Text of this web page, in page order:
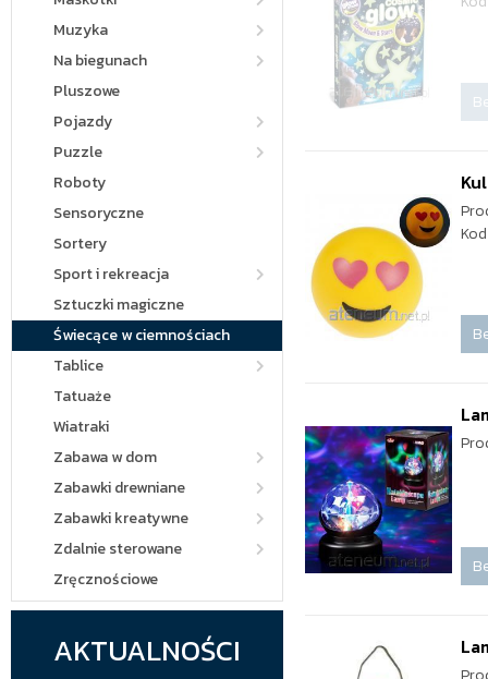
Muzyka
Na biegunach
Pluszowe
Pojazdy
Puzzle
Roboty
Sensoryczne
Sortery
Sport i rekreacja
Sztuczki magiczne
Świecące w ciemnościach
Tablice
Tatuaże
Wiatraki
Zabawa w dom
Zabawki drewniane
Zabawki kreatywne
Zdalnie sterowane
Zręcznościowe
AKTUALNOŚCI